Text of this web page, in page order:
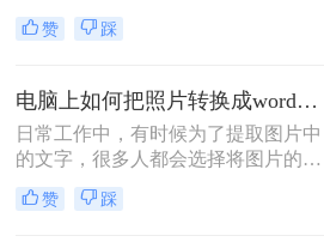
编辑、修改和分享。那么流程图片怎
么转换成word呢？本文将为你介绍三
法，帮助你更高效地完成这一任务。
赞 踩
电脑上如何把照片转换成word文档？转换图片为Word文档的二大妙招！
日常工作中，有时候为了提取图片中
的文字，很多人都会选择将图片的内
容一个字一个字的录入到Word中，费
时费力不说，还总容易出错。其实想
赞 踩